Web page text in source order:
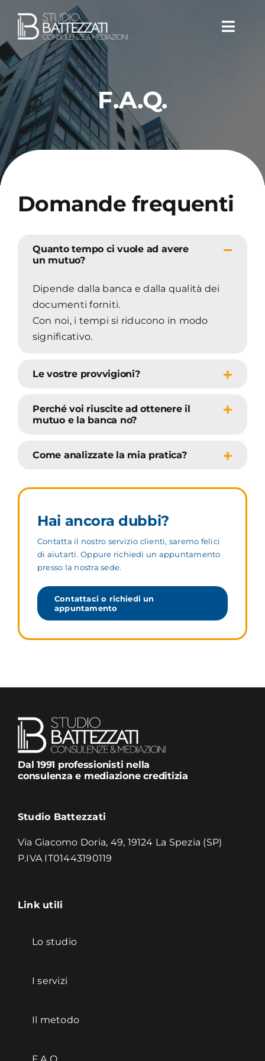
content
Lo studio
I servizi
Il metodo
F.A.Q.
Domande frequenti
Quanto tempo ci vuole ad avere
un mutuo?
Dipende dalla banca e dalla qualità dei
documenti forniti.
Con noi, i tempi si riducono in modo
significativo.
Le vostre provvigioni?
Perché voi riuscite ad ottenere il
mutuo e la banca no?
Come analizzate la mia pratica?
Hai ancora dubbi?
Contatta il nostro servizio clienti, saremo felici
di aiutarti. Oppure richiedi un appuntamento
presso la nostra sede.
Contattaci o richiedi un
appuntamento
Dal 1991 professionisti nella
consulenza e mediazione creditizia
Studio Battezzati
Via Giacomo Doria, 49, 19124 La Spezia (SP)
P.IVA IT01443190119
Link utili
Lo studio
I servizi
Il metodo